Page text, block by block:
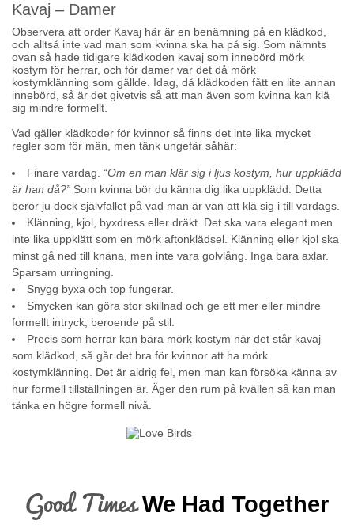
Kavaj – Damer
Observera att order Kavaj här är en benämning på en klädkod,
och alltså inte vad man som kvinna ska ha på sig. Som nämnts
ovan så hade tidigare klädkoden kavaj som innebörd mörk
kostym för herrar, och för damer var det då mörk
kostymklänning som gällde. Idag, då klädkoden fått en lite annan
innebörd, så är det givetvis så att man även som kvinna kan klä
sig mindre formellt.
Vad gäller klädkoder för kvinnor så finns det inte lika mycket
regler som för män, men tänk ungefär såhär:
Finare vardag. “Om en man klär sig i ljus kostym, hur uppklädd
är han då?” Som kvinna bör du känna dig lika uppklädd. Detta
beror ju dock självfallet på vad man är van att klä sig i till vardags.
Klänning, kjol, byxdress eller dräkt. Det ska vara elegant men
inte lika uppklätt som en mörk aftonklädsel. Klänning eller kjol ska
minst gå ned till knäna, men inte vara golvlång. Inga bara axlar.
Sparsam urringning.
Snygg byxa och top fungerar.
Smycken kan göra stor skillnad och ge ett mer eller mindre
formellt intryck, beroende på stil.
Precis som herrar kan bära mörk kostym när det står kavaj
som klädkod, så går det bra för kvinnor att ha mörk
kostymklänning. Det är aldrig fel, men man kan försöka känna av
hur formell tillställningen är. Äger den rum på kvällen så kan man
tänka en högre formell nivå.
Good TimesWe Had Together